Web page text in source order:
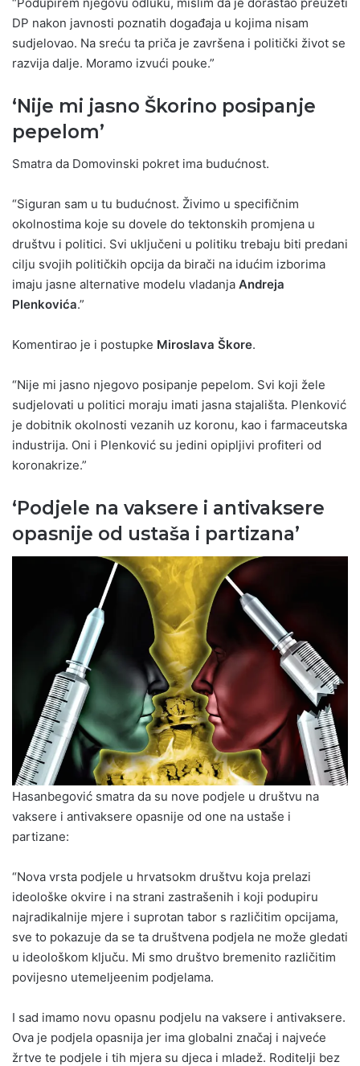
DP nakon javnosti poznatih događaja u kojima nisam
sudjelovao. Na sreću ta priča je završena i politički život se
razvija dalje. Moramo izvući pouke.”
‘Nije mi jasno Škorino posipanje
pepelom’
Smatra da Domovinski pokret ima budućnost.
“Siguran sam u tu budućnost. Živimo u specifičnim
okolnostima koje su dovele do tektonskih promjena u
društvu i politici. Svi uključeni u politiku trebaju biti predani
cilju svojih političkih opcija da birači na idućim izborima
imaju jasne alternative modelu vladanja Andreja
Plenkovića.”
Komentirao je i postupke Miroslava Škore.
“Nije mi jasno njegovo posipanje pepelom. Svi koji žele
sudjelovati u politici moraju imati jasna stajališta. Plenković
je dobitnik okolnosti vezanih uz koronu, kao i farmaceutska
industrija. Oni i Plenković su jedini opipljivi profiteri od
koronakrize.”
‘Podjele na vaksere i antivaksere
opasnije od ustaša i partizana’
Hasanbegović smatra da su nove podjele u društvu na
vaksere i antivaksere opasnije od one na ustaše i
partizane:
“Nova vrsta podjele u hrvatsokm društvu koja prelazi
ideološke okvire i na strani zastrašenih i koji podupiru
najradikalnije mjere i suprotan tabor s različitim opcijama,
sve to pokazuje da se ta društvena podjela ne može gledati
u ideološkom ključu. Mi smo društvo bremenito različitim
povijesno utemeljeenim podjelama.
I sad imamo novu opasnu podjelu na vaksere i antivaksere.
Ova je podjela opasnija jer ima globalni značaj i najveće
žrtve te podjele i tih mjera su djeca i mladež. Roditelji bez